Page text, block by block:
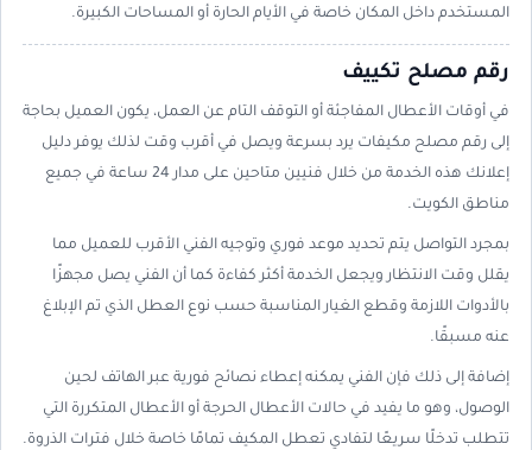
المستخدم داخل المكان خاصة في الأيام الحارة أو المساحات الكبيرة.
رقم مصلح تكييف
في أوقات الأعطال المفاجئة أو التوقف التام عن العمل، يكون العميل بحاجة
إلى رقم مصلح مكيفات يرد بسرعة ويصل في أقرب وقت لذلك يوفر دليل
إعلانك هذه الخدمة من خلال فنيين متاحين على مدار 24 ساعة في جميع
مناطق الكويت.
بمجرد التواصل يتم تحديد موعد فوري وتوجيه الفني الأقرب للعميل مما
يقلل وقت الانتظار ويجعل الخدمة أكثر كفاءة كما أن الفني يصل مجهزًا
بالأدوات اللازمة وقطع الغيار المناسبة حسب نوع العطل الذي تم الإبلاغ
عنه مسبقًا.
إضافة إلى ذلك فإن الفني يمكنه إعطاء نصائح فورية عبر الهاتف لحين
الوصول، وهو ما يفيد في حالات الأعطال الحرجة أو الأعطال المتكررة التي
تتطلب تدخلًا سريعًا لتفادي تعطل المكيف تمامًا خاصة خلال فترات الذروة.